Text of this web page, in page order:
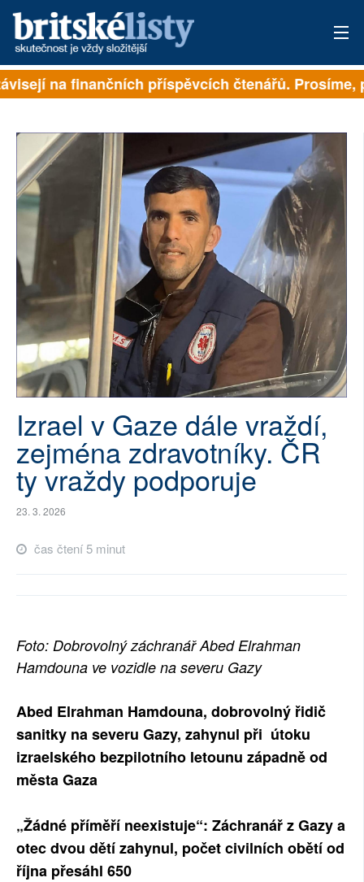
PŘIHLÁSIT
ARCHIV
ROZHOVORY
TÉMATA
NEJČTENĚJŠÍ ZA 7 DNÍ
AUTOŘI
PŘÍSPĚVKY NA PROVOZ
SOCIÁLNÍ SÍTĚ
RUBRIKY
PLNÁ VERZE STRÁNEK
na finančních příspěvcích čtenářů. Prosíme,
Izrael v Gaze dále vraždí,
zejména zdravotníky. ČR
ty vraždy podporuje
23. 3. 2026
čas čtení 5 minut
Foto: Dobrovolný záchranář Abed Elrahman
Hamdouna ve vozidle na severu Gazy
Abed Elrahman Hamdouna, dobrovolný řidič
sanitky na severu Gazy, zahynul při útoku
izraelského bezpilotního letounu západně od
města Gaza
„Žádné příměří neexistuje“: Záchranář z Gazy a
otec dvou dětí zahynul, počet civilních obětí od
října přesáhl 650